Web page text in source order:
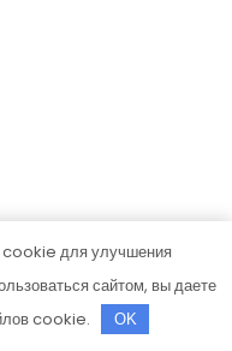
cookie для улучшения
сайтом, вы даете
cookie.
OK